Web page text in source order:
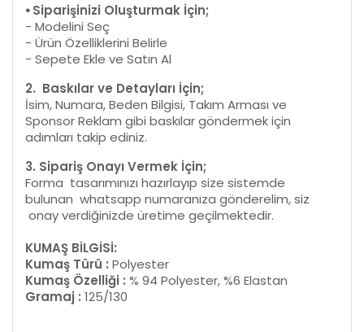
⦁ Siparişinizi Oluşturmak İçin;
- Modelini Seç
- Ürün Özelliklerini Belirle
- Sepete Ekle ve Satın Al
2. Baskılar ve Detayları İçin;
İsim, Numara, Beden Bilgisi, Takım Arması ve
Sponsor Reklam gibi baskılar göndermek için
adımları takip ediniz.
3. Sipariş Onayı Vermek İçin;
Forma tasarımınızı hazırlayıp size sistemde
bulunan whatsapp numaranıza gönderelim, siz
onay verdiğinizde üretime geçilmektedir.
KUMAŞ BİLGİSİ:
Kumaş Türü : Polyester
Kumaş Özelliği : % 94 Polyester, %6 Elastan
Gramaj : 125/130